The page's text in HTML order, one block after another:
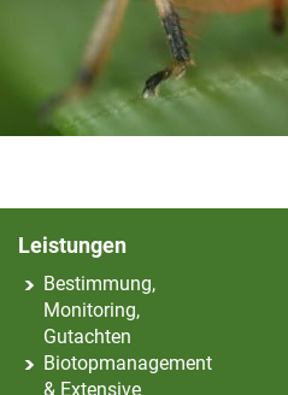
Leistungen
Bestimmung,
Monitoring,
Gutachten
Biotopmanagement
& Extensive